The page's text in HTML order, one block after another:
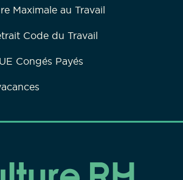
Maximale au Travail
Code du Travail
Congés Payés